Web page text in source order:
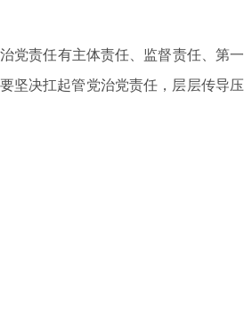
党责任有主体责任、监督责任、第一
坚决扛起管党治党责任，层层传导压